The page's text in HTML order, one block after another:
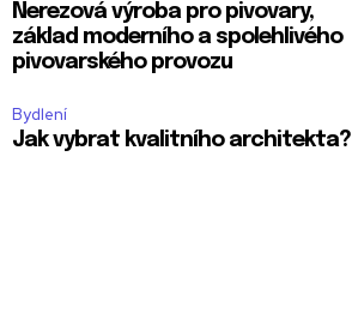
Nerezová výroba pro pivovary,
základ moderního a spolehlivého
pivovarského provozu
Bydlení
Jak vybrat kvalitního architekta?